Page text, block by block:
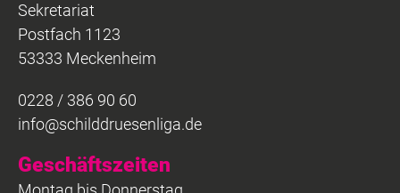
Sekretariat
Postfach 1123
53333 Meckenheim
0228 / 386 90 60
info@schilddruesenliga.de
Geschäftszeiten